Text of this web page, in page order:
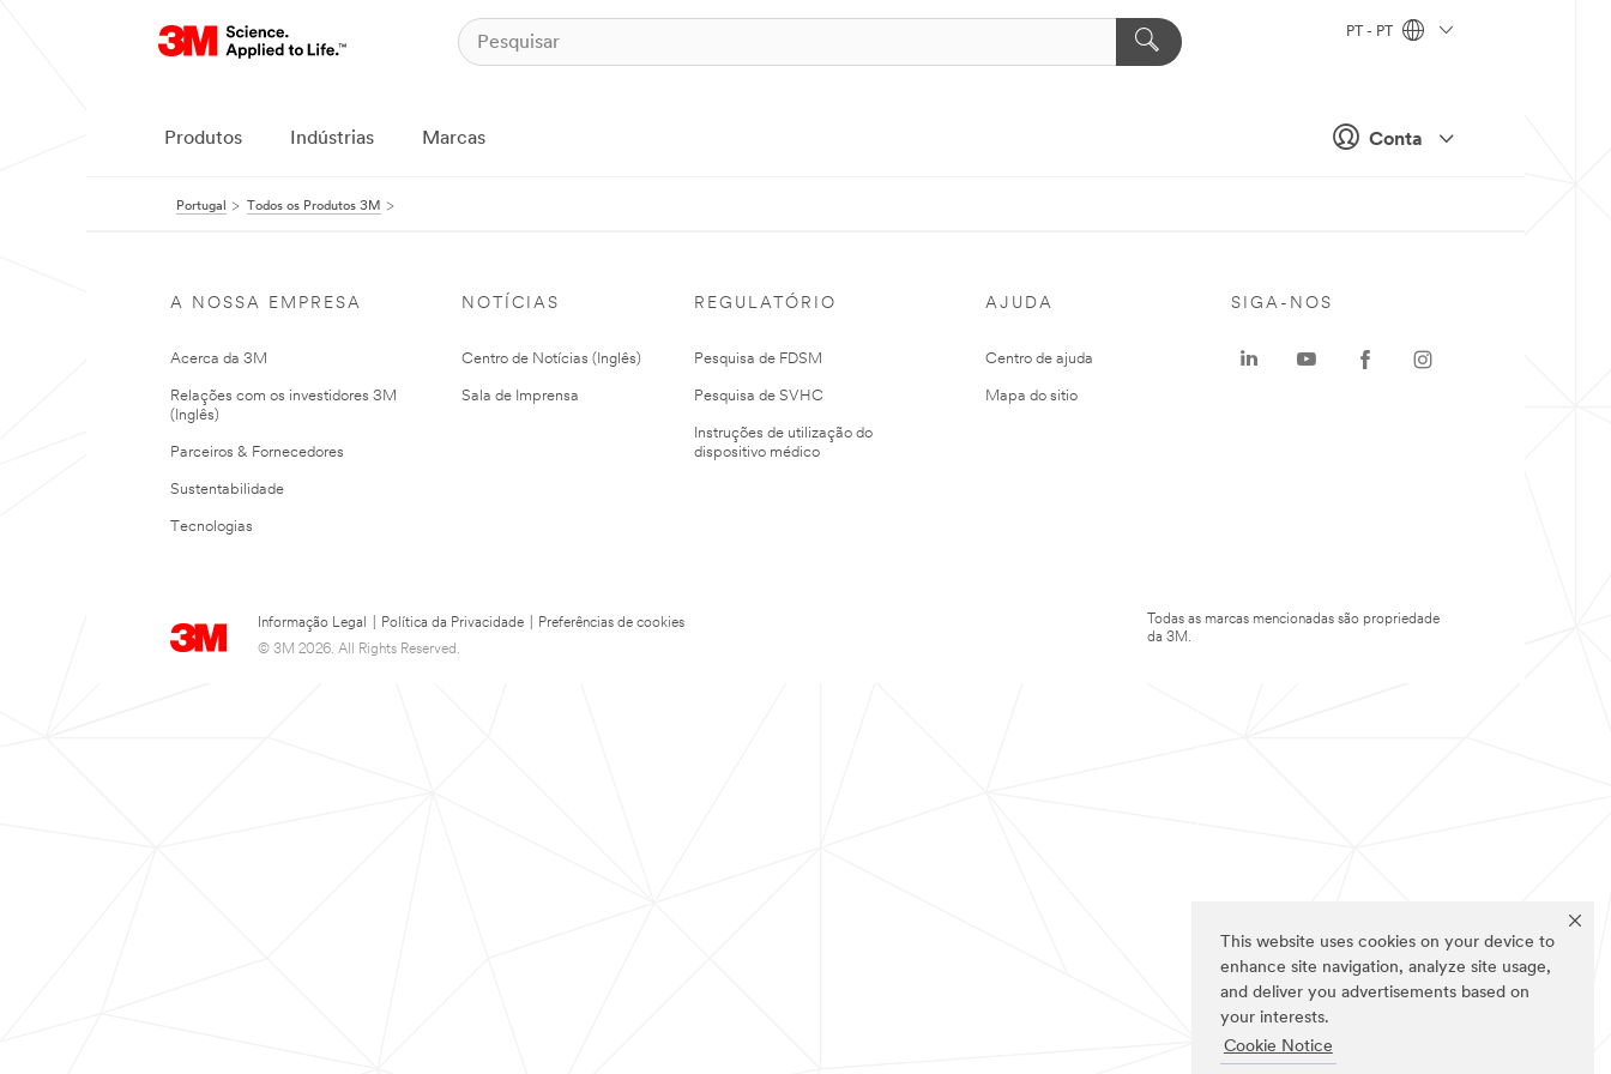
This website uses cookies on your device to
enhance site navigation, analyze site usage,
and deliver you advertisements based on
your interests.
Cookie Notice
Conta
PT - PT
Produtos Indústrias Marcas
Portugal Todos os Produtos 3M
A NOSSA EMPRESA
Acerca da 3M
Relações com os investidores 3M
(Inglês)
Parceiros & Fornecedores
Sustentabilidade
Tecnologias
NOTÍCIAS
Centro de Notícias (Inglês)
Sala de Imprensa
REGULATÓRIO
Pesquisa de FDSM
Pesquisa de SVHC
Instruções de utilização do
dispositivo médico
AJUDA
Centro de ajuda
Mapa do sitio
Informação Legal Política da Privacidade
Preferências de cookies
© 3M 2026. All Rights Reserved.
SIGA-NOS
Todas as marcas mencionadas são propriedade
da 3M.